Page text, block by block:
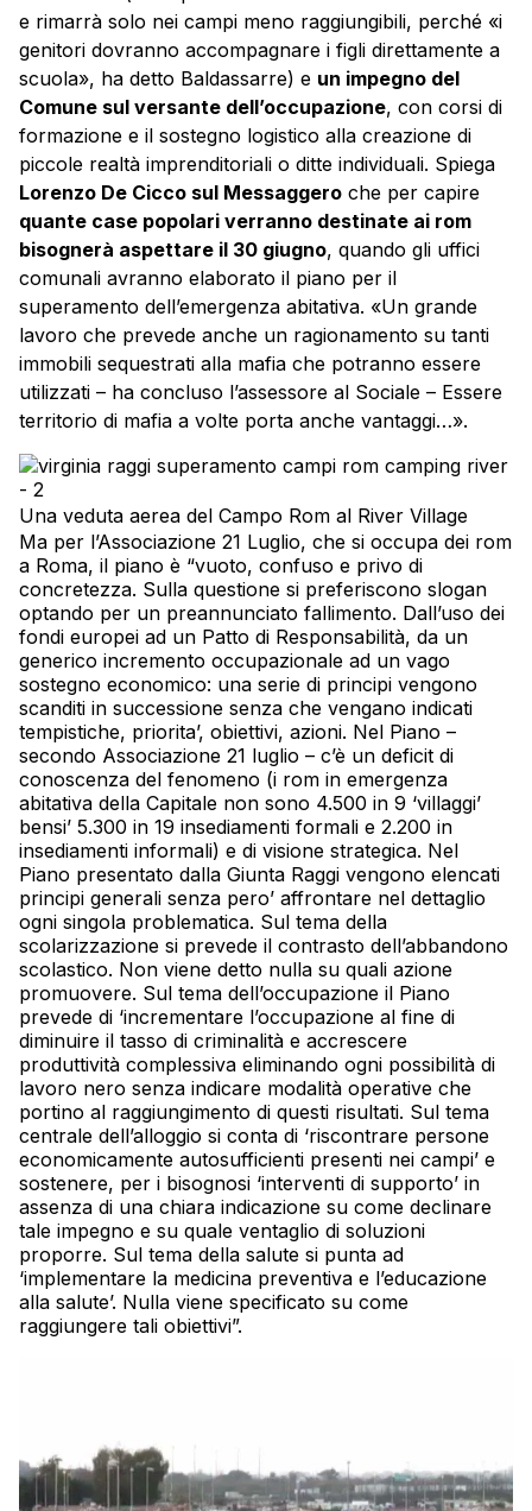
e rimarrà solo nei campi meno raggiungibili, perché «i
genitori dovranno accompagnare i figli direttamente a
scuola», ha detto Baldassarre) e un impegno del
Comune sul versante dell’occupazione, con corsi di
formazione e il sostegno logistico alla creazione di
piccole realtà imprenditoriali o ditte individuali. Spiega
Lorenzo De Cicco sul Messaggero che per capire
quante case popolari verranno destinate ai rom
bisognerà aspettare il 30 giugno, quando gli uffici
comunali avranno elaborato il piano per il
superamento dell’emergenza abitativa. «Un grande
lavoro che prevede anche un ragionamento su tanti
immobili sequestrati alla mafia che potranno essere
utilizzati – ha concluso l’assessore al Sociale – Essere
territorio di mafia a volte porta anche vantaggi…».
Una veduta aerea del Campo Rom al River Village
Ma per l’Associazione 21 Luglio, che si occupa dei rom
a Roma, il piano è “vuoto, confuso e privo di
concretezza. Sulla questione si preferiscono slogan
optando per un preannunciato fallimento. Dall’uso dei
fondi europei ad un Patto di Responsabilità, da un
generico incremento occupazionale ad un vago
sostegno economico: una serie di principi vengono
scanditi in successione senza che vengano indicati
tempistiche, priorita’, obiettivi, azioni. Nel Piano –
secondo Associazione 21 luglio – c’è un deficit di
conoscenza del fenomeno (i rom in emergenza
abitativa della Capitale non sono 4.500 in 9 ‘villaggi’
bensi’ 5.300 in 19 insediamenti formali e 2.200 in
insediamenti informali) e di visione strategica. Nel
Piano presentato dalla Giunta Raggi vengono elencati
principi generali senza pero’ affrontare nel dettaglio
ogni singola problematica. Sul tema della
scolarizzazione si prevede il contrasto dell’abbandono
scolastico. Non viene detto nulla su quali azione
promuovere. Sul tema dell’occupazione il Piano
prevede di ‘incrementare l’occupazione al fine di
diminuire il tasso di criminalità e accrescere
produttività complessiva eliminando ogni possibilità di
lavoro nero senza indicare modalità operative che
portino al raggiungimento di questi risultati. Sul tema
centrale dell’alloggio si conta di ‘riscontrare persone
economicamente autosufficienti presenti nei campi’ e
sostenere, per i bisognosi ‘interventi di supporto’ in
assenza di una chiara indicazione su come declinare
tale impegno e su quale ventaglio di soluzioni
proporre. Sul tema della salute si punta ad
‘implementare la medicina preventiva e l’educazione
alla salute’. Nulla viene specificato su come
raggiungere tali obiettivi”.